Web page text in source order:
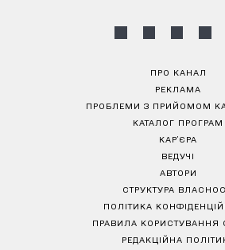
ПРО КАНАЛ
РЕКЛАМА
ПРОБЛЕМИ З ПРИЙОМОМ
КАТАЛОГ ПРОГРАМ
КАР’ЄРА
ВЕДУЧІ
АВТОРИ
СТРУКТУРА
ПОЛІТИКА
ПРАВИЛА КОРИСТУВАННЯ
РЕДАКЦІЙНА